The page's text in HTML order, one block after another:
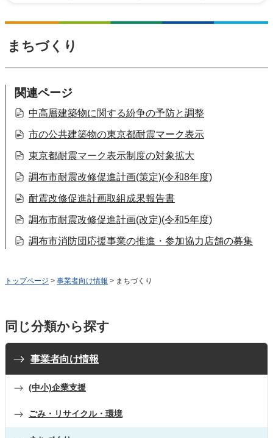
まちづくり
関連ページ
中高層建築物に関する紛争の予防と調整
市の公共建築物の東京都耐震マーク表示
東京都耐震マーク表示制度の対象拡大
調布市耐震改修促進計画(策定)(令和8年度)
耐震改修促進計画取組成果報告書
調布市耐震改修促進計画(改定)(令和5年度)
調布市消防団応援事業の推進・参加協力店舗の募集
トップページ > 事業者向け情報 > まちづくり
同じ分類から探す
事業者向け情報
(中小)企業支援
ごみ・リサイクル・環境